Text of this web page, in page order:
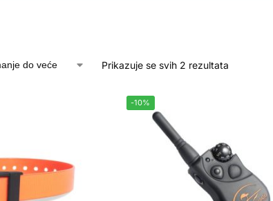
Prikazuje se svih 2 rezultata
-10%